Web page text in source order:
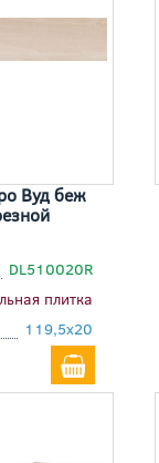
Вуд беж
DL510020R
плитка
119,5x20